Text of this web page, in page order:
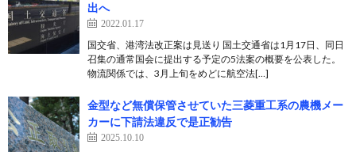
出へ
2022.01.17
国交省、港湾法改正案は見送り 国土交通省は1月17日、同日
召集の通常国会に提出する予定の5法案の概要を公表した。
物流関係では、3月上旬をめどに航空法[…]
金型など無償保管させていた三菱重工系の農機メー
カーに下請法違反で是正勧告
2025.10.10